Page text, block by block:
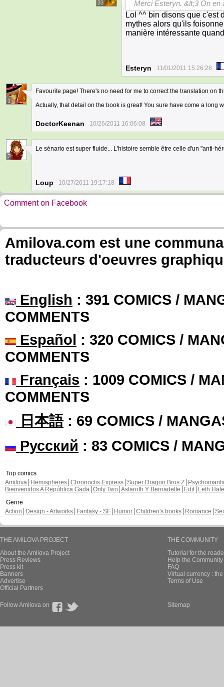
33
Merci Esteryn. &lt;3 On en
Lol ^^ bin disons que c'est
mythes alors qu'ils
manière intéressante
Esteryn 11/01/2011 15:26:28
1
Favourite page! There's no need for me to correct the translation on
Actually, that detail on the book is great! You sure have come a long
DoctorKeenan 10/26/2011 16:06:08
2
Le sénario est super fluide... L'histoire semble être celle d'un "anti-
Loup 10/27/2011 19:17:18
Comment on Facebook
Amilova.com est une
traducteurs d'oeuvres
English : 391 COMICS /
COMMENTS
Español : 320 COMICS /
COMMENTS
Français : 1009 COMICS /
COMMENTS
日本語: 69 COMICS /
Русский : 83 COMICS /
Top comics
Amilova
Hemispheres Chronoctis Express Super Dragon Bros Z
Bienvenidos A República Gada Only Two Astaroth Y Bernadette Edil
Leth Hate
Genre
Action
Design - Artworks Fantasy - SF Humor Children's books Romance
THE AMILOVA PROJECT
About the Amilova Project
Press Reviews
Press kit
Banners
Advertise
Official Partners
THE COMMUNITY
Tutorial for the
Help the
FAQ
Virtual currency :
Terms of Use
Follow Amilova on Sitemap